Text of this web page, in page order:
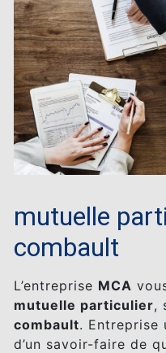
mutuelle
combault
L’entreprise MCA
mutuelle particulier,
combault. Entreprise
d’un savoir-faire de